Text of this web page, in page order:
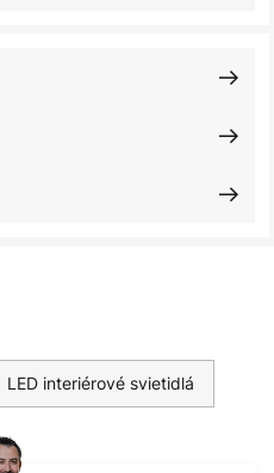
LED interiérové svietidlá